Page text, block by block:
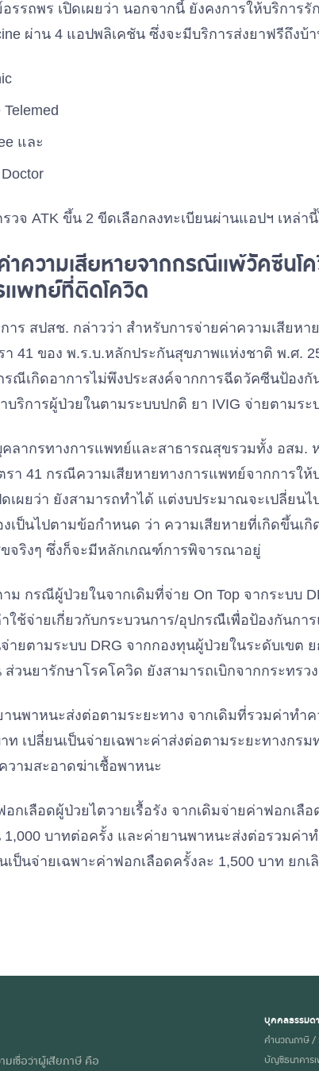
รรถพร เปิดเผยว่า นอกจากนี้ ยังคงการให้บริการ
ผ่าน 4 แอปพลิเคชัน ซึ่งจะมีบริการส่งยาฟรีถึงบ้
Telemed
และ
วจ ATK ขึ้น 2 ขีดเลือกลงทะเบียนผ่านแอปฯ เหล่า
าความเสียหายจากกรณีแพ้วัคซีนโ
แพทย์ที่ติดโควิด
การ สปสช. กล่าวว่า สำหรับการจ่ายค่าความเสีย
า 41 ของ พ.ร.บ.หลักประกันสุขภาพแห่งชาติ พ.ศ.
รณีเกิดอาการไม่พึงประสงค์จากการฉีดวัคซีนป้องกั
บริการผู้ป่วยในตามระบบปกติ ยา IVIG จ่ายตามระ
ลากรทางการแพทย์และสาธารณสุขรวมทั้ง อสม.
รา 41 กรณีความเสียหายทางการแพทย์จากการใ
ดเผยว่า ยังสามารถทำได้ แต่งบประมาณจะเปลี่ยน
งเป็นไปตามข้อกำหนด ว่า ความเสียหายที่เกิดขึ้นเ
จริงๆ ซึ่งก็จะมีหลักเกณฑ์การพิจารณาอยู่
าม กรณีผู้ป่วยในจากเดิมที่จ่าย On Top จากระบบ
ใช้จ่ายเกี่ยวกับกระบวนการ/อุปกรณืเพื่อป้องกันกา
จ่ายตามระบบ DRG จากกองทุนผู้ป่วยในระดับเขต
วนยารักษาโรคโควิด ยังสามารถเบิกจากกระทรว
นพาหนะส่งต่อตามระยะทาง จากเดิมที่รวมค่าทำ
ท เปลี่ยนเป็นจ่ายเฉพาะค่าส่งต่อตามระยะทางกร
วามสะอาดฆ่าเชื้อพาหนะ
อกเลือดผู้ป่วยไตวายเรื้อรัง จากเดิมจ่ายค่าฟอกเลื
1,000 บาทต่อครั้ง และค่ายานพาหนะส่งต่อรวมค่า
เป็นจ่ายเฉพาะค่าฟอกเลือดครั้งละ 1,500 บาท ยก
เชื่อว่าผู้เสียภาษี คือ
บุคคลธรรมดา
คำนวณภาษี /
บัญชีธนาคาร